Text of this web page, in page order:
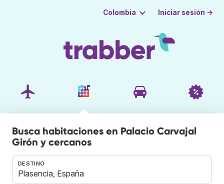
Colombia Iniciar sesión →
Busca habitaciones en Palacio Carvajal
Girón y cercanos
DESTINO